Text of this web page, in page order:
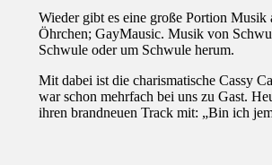
Wieder gibt es eine große Portion Musik
Öhrchen; GayMausic. Musik von
Schwule oder um Schwule herum.
Mit dabei ist die charismatische Cassy
war schon mehrfach bei uns zu Gast.
ihren brandneuen Track mit: „Bin ich